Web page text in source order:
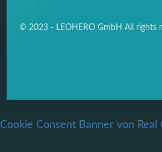
© 2023 - LEOHERO GmbH All rights
Cookie Consent Banner von Real